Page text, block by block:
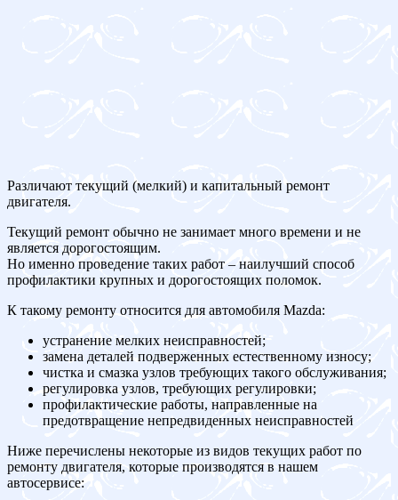
Различают текущий (мелкий) и капитальный ремонт
двигателя.
Текущий ремонт обычно не занимает много времени и не
является дорогостоящим.
Но именно проведение таких работ – наилучший способ
профилактики крупных и дорогостоящих поломок.
К такому ремонту относится для автомобиля Mazda:
устранение мелких неисправностей;
замена деталей подверженных естественному износу;
чистка и смазка узлов требующих такого обслуживания;
регулировка узлов, требующих регулировки;
профилактические работы, направленные на
предотвращение непредвиденных неисправностей
Ниже перечислены некоторые из видов текущих работ по
ремонту двигателя, которые производятся в нашем
автосервисе: